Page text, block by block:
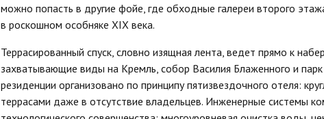
можно попасть в другие фойе, где обходные галереи второго
в роскошном особняке XIX века.
Террасированный спуск, словно изящная лента, ведет прямо к
захватывающие виды на Кремль, собор Василия Блаженного и
резиденции организовано по принципу пятизвездочного отеля:
террасами даже в отсутствие владельцев. Инженерные системы